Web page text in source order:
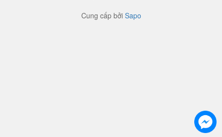
Cung cấp bởi Sapo